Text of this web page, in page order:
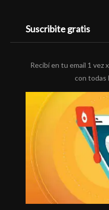
Suscribite gratis
Recibí en tu email 1
con todas